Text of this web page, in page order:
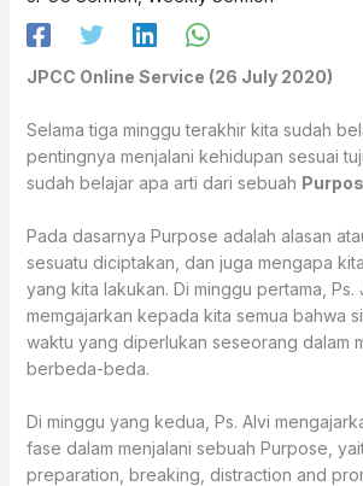
JPCC Online Service (26 July 2020)
Selama tiga minggu terakhir kita sudah
pentingnya menjalani kehidupan sesuai
sudah belajar apa arti dari sebuah
Pada dasarnya Purpose adalah alasan
sesuatu diciptakan, dan juga mengapa
yang kita lakukan. Di minggu pertama, Ps.
memgajarkan kepada kita semua bahwa
waktu yang diperlukan seseorang dalam
berbeda-beda.
Di minggu yang kedua, Ps. Alvi
fase dalam menjalani sebuah Purpose,
preparation, breaking, distraction and